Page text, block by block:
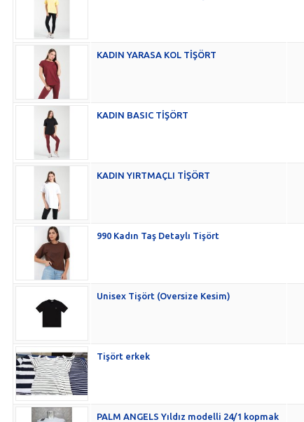
KADIN YARASA KOL TİŞÖRT
KADIN BASIC TİŞÖRT
KADIN YIRTMAÇLI TİŞÖRT
990 Kadın Taş Detaylı Tişört
Unisex Tişört (Oversize Kesim)
Tişört erkek
PALM ANGELS Yıldız modelli 24/1 kopmak